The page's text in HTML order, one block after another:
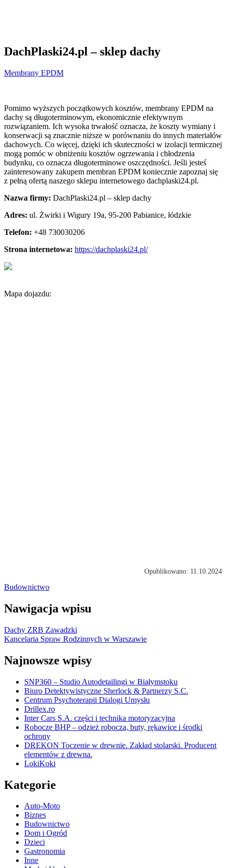
DachPlaski24.pl – sklep dachy
Membrany EPDM
Pomimo wyższych początkowych kosztów, membrany EPDM na
dachy są długoterminowym, ekonomicznie efektywnym
rozwiązaniem. Ich wysoka trwałość oznacza, że koszty wymiany i
konserwacji są znacznie niższe w porównaniu do innych materiałów
dachowych. Co więcej, dzięki ich skuteczności w izolacji termicznej
mogą pomóc w obniżeniu kosztów ogrzewania i chłodzenia
budynku, co oznacza długoterminowe oszczędności. Jeśli jesteś
zainteresowany zakupem membran EPDM koniecznie zapoznaj się
z pełną ofertą naszego sklepu internetowego dachplaski24.pl.
Nazwa firmy: DachPlaski24.pl – sklep dachy
Adres: ul. Żwirki i Wigury 19a, 95-200 Pabianice, łódzkie
Telefon: +48 730030206
Strona internetowa: https://dachplaski24.pl/
Mapa dojazdu:
Opublikowano: 11.10.2024
Budownictwo
Nawigacja wpisu
Dachy ZRB Zawadzki
Kancelaria Spraw Rodzinnych w Warszawie
Najnowsze wpisy
SNP360 – Studio Autodetailingi w Białymstoku
Biuro Detektywistyczne Sherlock & Partnerzy S.C.
Centrum Psychoterapii Dialogi Umysłu
Drillex.ro
Inter Cars S.A. części i technika motoryzacyjna
Robocze BHP – odzież robocza, buty, rękawice i środki
ochrony
DREKON Toczenie w drewnie. Zakład stolarski. Producent
elementów z drewna.
LokiKoki
Kategorie
Auto-Moto
Biznes
Budownictwo
Dom i Ogród
Dzieci
Gastronomia
Inne